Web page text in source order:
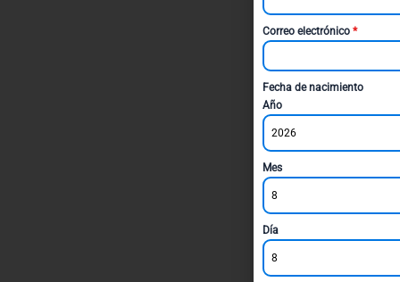
Correo electrónico *
Fecha de nacimiento
Año
2026
Mes
8
Día
8